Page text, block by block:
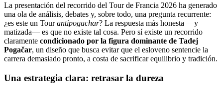
La presentación del recorrido del Tour de Francia 2026 ha generado
una ola de análisis, debates y, sobre todo, una pregunta recurrente:
¿es este un Tourantipogachar? La respuesta más honesta —y
matizada— es que no existe tal cosa. Pero sí existe un recorrido
claramente condicionado por la figura dominante de Tadej
Pogačar, un diseño que busca evitar que el esloveno sentencie la
carrera demasiado pronto, a costa de sacrificar equilibrio y tradición.
Una estrategia clara: retrasar la dureza